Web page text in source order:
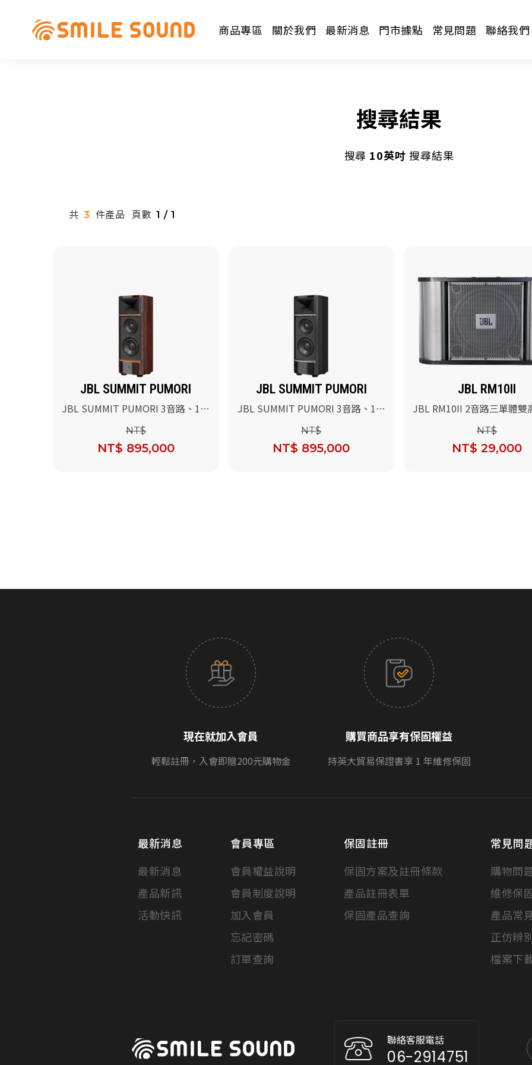
商品專區 關於我們 最新消息 門市據點 常見問題 聯絡我們
搜尋結果
搜尋 10英吋 搜尋結果
共 3 件產品 頁數 1 / 1
JBL SUMMIT PUMORI
JBL SUMMIT PUMORI 3音路、10
英吋落地式參考喇叭(烏木高光木
NT$
NT$ 895,000
JBL SUMMIT PUMORI
JBL SUMMIT PUMORI 3音路、10
英吋落地式參考喇叭(黑色高亮烤
NT$
NT$ 895,000
JBL RM10II
JBL RM10II 2音路三單體雙
NT$
NT$ 29,000
現在就加入會員
輕鬆註冊，入會即贈200元購物金
購買商品享有保固權益
持英大貿易保證書享 1 年維修保固
最新消息
最新消息
產品新訊
活動快訊
會員專區
會員權益說明
會員制度說明
加入會員
忘記密碼
訂單查詢
保固註冊
保固方案及註冊條款
產品註冊表單
保固產品查詢
常見問
購物問
維修保
產品常
正仿辨
檔案下
聯絡客服電話
06-2914751